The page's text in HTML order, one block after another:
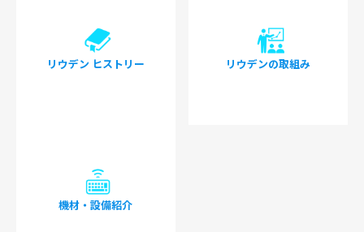
リウデン ヒストリー リウデンの取組み
機材・設備紹介